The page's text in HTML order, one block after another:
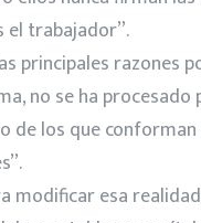
el trabajador”.
principales razones
no se ha procesado
de los que
modificar esa